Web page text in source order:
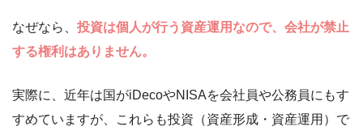
なぜなら、 投資は個人が行う資産運用なので、会社が禁止
する権利はありません。
実際に、近年は国がiDecoやNISAを会社員や公務員にもす
すめていますが、これらも投資（資産形成・資産運用）で